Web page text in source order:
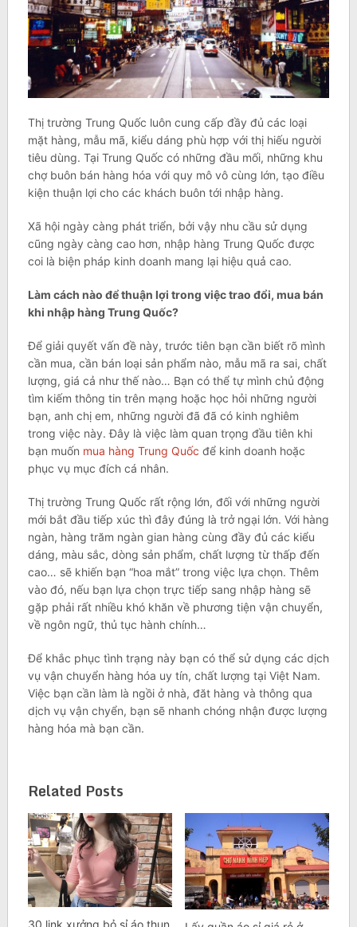
Thị trường Trung Quốc luôn cung cấp đầy đủ các loại
mặt hàng, mẫu mã, kiểu dáng phù hợp với thị hiếu người
tiêu dùng. Tại Trung Quốc có những đầu mối, những khu
chợ buôn bán hàng hóa với quy mô vô cùng lớn, tạo điều
kiện thuận lợi cho các khách buôn tới nhập hàng.
Xã hội ngày càng phát triển, bởi vậy nhu cầu sử dụng
cũng ngày càng cao hơn, nhập hàng Trung Quốc được
coi là biện pháp kinh doanh mang lại hiệu quả cao.
Làm cách nào để thuận lợi trong việc trao đổi, mua bán
khi nhập hàng Trung Quốc?
Để giải quyết vấn đề này, trước tiên bạn cần biết rõ mình
cần mua, cần bán loại sản phẩm nào, mẫu mã ra sai, chất
lượng, giá cả như thế nào… Bạn có thể tự mình chủ động
tìm kiếm thông tin trên mạng hoặc học hỏi những người
bạn, anh chị em, những người đã đã có kinh nghiêm
trong việc này. Đây là việc làm quan trọng đầu tiên khi
bạn muốn mua hàng Trung Quốc để kinh doanh hoặc
phục vụ mục đích cá nhân.
Thị trường Trung Quốc rất rộng lớn, đối với những người
mới bắt đầu tiếp xúc thì đây đúng là trở ngại lớn. Với hàng
ngàn, hàng trăm ngàn gian hàng cùng đầy đủ các kiểu
dáng, màu sắc, dòng sản phẩm, chất lượng từ thấp đến
cao… sẽ khiến bạn “hoa mắt” trong việc lựa chọn. Thêm
vào đó, nếu bạn lựa chọn trực tiếp sang nhập hàng sẽ
gặp phải rất nhiều khó khăn về phương tiện vận chuyển,
về ngôn ngữ, thủ tục hành chính…
Để khắc phục tình trạng này bạn có thể sử dụng các dịch
vụ vận chuyển hàng hóa uy tín, chất lượng tại Việt Nam.
Việc bạn cần làm là ngồi ở nhà, đăt hàng và thông qua
dịch vụ vận chyển, bạn sẽ nhanh chóng nhận được lượng
hàng hóa mà bạn cần.
Related Posts